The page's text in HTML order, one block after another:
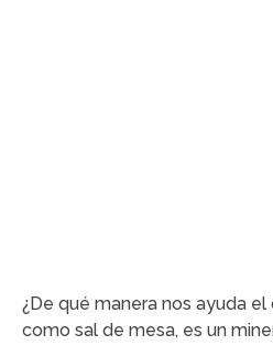
¿De qué manera nos ayuda
como sal de mesa, es un